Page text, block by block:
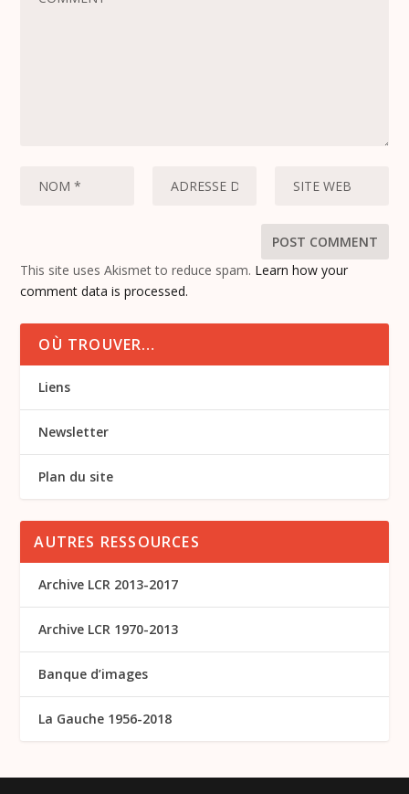
This site uses Akismet to reduce spam. Learn how your
comment data is processed.
OÙ TROUVER…
Liens
Newsletter
Plan du site
AUTRES RESSOURCES
Archive LCR 2013-2017
Archive LCR 1970-2013
Banque d’images
La Gauche 1956-2018